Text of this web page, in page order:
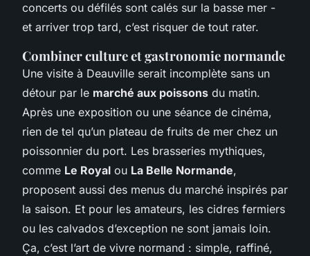
concerts ou défilés sont calés sur la basse mer -
et arriver trop tard, c’est risquer de tout rater.
Combiner culture et gastronomie normande
Une visite à Deauville serait incomplète sans un
détour par le marché aux poissons du matin.
Après une exposition ou une séance de cinéma,
rien de tel qu’un plateau de fruits de mer chez un
poissonnier du port. Les brasseries mythiques,
comme Le Royal ou La Belle Normande,
proposent aussi des menus du marché inspirés par
la saison. Et pour les amateurs, les cidres fermiers
ou les calvados d’exception ne sont jamais loin.
Ça, c’est l’art de vivre normand : simple, raffiné,